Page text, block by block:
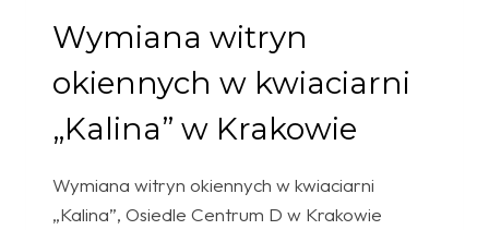
Wymiana witryn
okiennych w kwiaciarni
„Kalina” w Krakowie
Wymiana witryn okiennych w kwiaciarni
„Kalina”, Osiedle Centrum D w Krakowie